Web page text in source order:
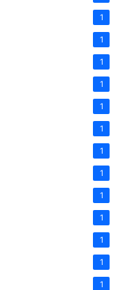
1
1
1
1
1
1
1
1
1
1
1
1
1